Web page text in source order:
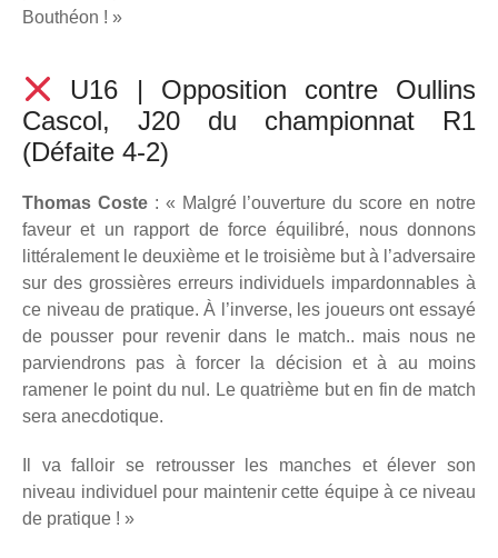
Bouthéon ! »
U16 | Opposition contre Oullins
Cascol, J20 du championnat R1
(Défaite 4-2)
Thomas Coste: « Malgré l’ouverture du score en notre
faveur et un rapport de force équilibré, nous donnons
littéralement le deuxième et le troisième but à l’adversaire
sur des grossières erreurs individuels impardonnables à
ce niveau de pratique. À l’inverse, les joueurs ont essayé
de pousser pour revenir dans le match.. mais nous ne
parviendrons pas à forcer la décision et à au moins
ramener le point du nul. Le quatrième but en fin de match
sera anecdotique.
Il va falloir se retrousser les manches et élever son
niveau individuel pour maintenir cette équipe à ce niveau
de pratique ! »